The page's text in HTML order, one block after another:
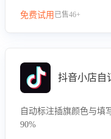
免费试用 已售46+
抖音小店自
自动标注插旗颜色与填
90%